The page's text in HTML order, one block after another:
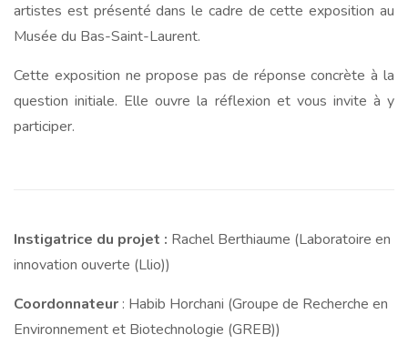
artistes est présenté dans le cadre de cette exposition au
Musée du Bas-Saint-Laurent.
Cette exposition ne propose pas de réponse concrète à la
question initiale. Elle ouvre la réflexion et vous invite à y
participer.
Instigatrice du projet : Rachel Berthiaume (Laboratoire en
innovation ouverte (Llio))
Coordonnateur : Habib Horchani (Groupe de Recherche en
Environnement et Biotechnologie (GREB))